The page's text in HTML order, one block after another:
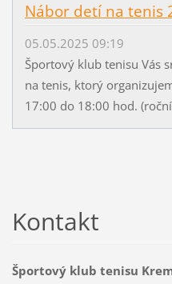
Nábor detí na tenis
05.05.2025 09:19
Športový klub tenisu Vás
na tenis, ktorý
17:00 do 18:00 hod.
Kontakt
Športový klub tenisu